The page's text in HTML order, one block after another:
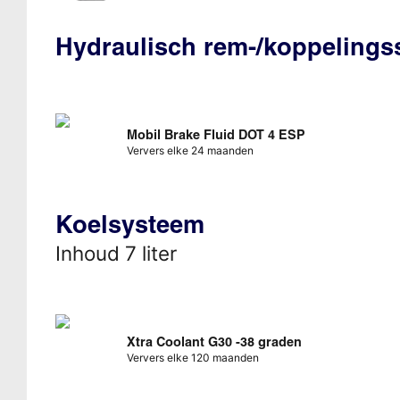
Hydraulisch rem-/
Mobil Brake Fluid DOT 4 ESP
Ververs elke 24 maanden
Koelsysteem
Inhoud 7 liter
Xtra Coolant G30 -38 graden
Ververs elke 120 maanden